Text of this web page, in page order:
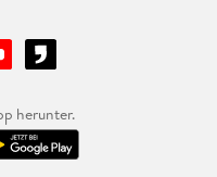
herunter.